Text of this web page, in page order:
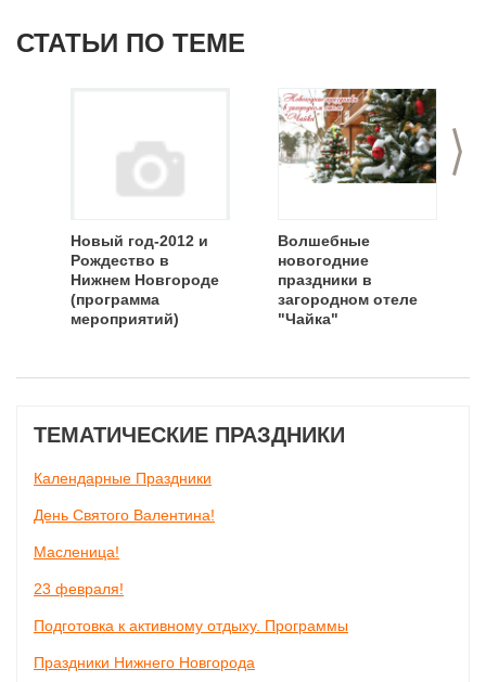
СТАТЬИ ПО ТЕМЕ
>
Новый год-2012 и
Рождество в
Нижнем Новгороде
(программа
мероприятий)
Волшебные
новогодние
праздники в
загородном отеле
"Чайка"
ТЕМАТИЧЕСКИЕ ПРАЗДНИКИ
Календарные Праздники
День Святого Валентина!
Масленица!
23 февраля!
Подготовка к активному отдыху. Программы
Праздники Нижнего Новгорода